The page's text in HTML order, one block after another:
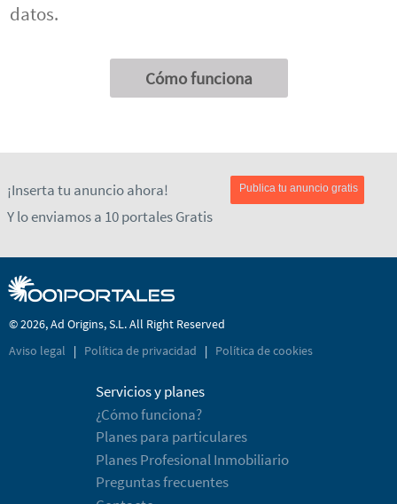
datos.
Cómo funciona
¡Inserta tu anuncio ahora!
Y lo enviamos a 10 portales Gratis
Publica tu anuncio gratis
© 2026, Ad Origins, S.L. All Right Reserved
Aviso legal
| Política de privacidad | Política de cookies
Servicios y planes
¿Cómo funciona?
Planes para particulares
Planes Profesional Inmobiliario
Preguntas frecuentes